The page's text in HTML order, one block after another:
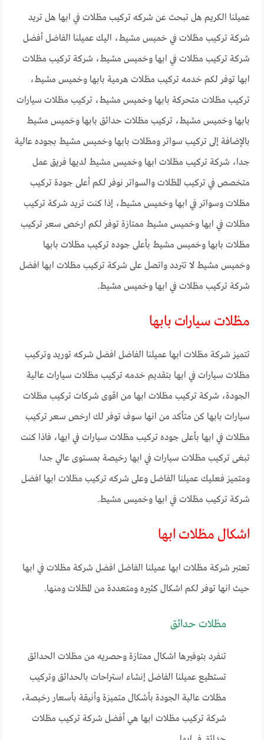
عميلنا الكريم هل تبحث عن شركه تركيب مظلات في ابها هل تريد
شركة تركيب مظلات في خميس مشيط، اليك عميلنا الفاضل أفضل
شركة تركيب مظلات في ابها وخميس مشيط، شركة تركيب مظلات
ابها توفر لكم خدمه تركيب مظلات هرمية بابها وخميس مشيط،
تركيب مظلات متحركة بابها وخميس مشيط، تركيب مظلات سيارات
بابها وخميس مشيط، تركيب مظلات حدائق بابها وخميس مشيط
بالإضافة إلى تركيب سواتر ومظلات بابها وخميس مشيط بجوده عالية
جدا، شركة تركيب مظلات ابها وخميس مشيط لديها فريق عمل
متخصص في تركيب المظلات والسواتر نوفر لكم أعلى جودة تركيب
مظلات وسواتر في ابها وخميس مشيط، إذا كنت تريد شركة تركيب
مظلات في ابها وخميس مشيط ممتازة توفر لكم ارخص سعر تركيب
مظلات بابها وخميس مشيط بأعلى جوده تركيب مظلات بابها
وخميس مشيط لا تتردد واتصل على شركة تركيب مظلات ابها افضل
شركة تركيب مظلات في ابها وخميس مشيط.
مظلات سيارات بابها
تتميز شركة مظلات ابها عميلنا الفاضل افضل شركه توريد وتركيب
مظلات سيارات في ابها بتقديم خدمه تركيب مظلات سيارات عالية
الجودة، شركة تركيب مظلات ابها من اقوى شركات تركيب مظلات
سيارات بابها كن متأكد من انها سوف توفر لك ارخص سعر تركيب
مظلات في ابها بأعلى جوده تركيب مظلات سيارات في ابها، فاذا كنت
تبغى تركيب مظلات سيارات في ابها رخيصة بمستوى عالي جدا
ومتميز فعليك عميلنا الفاضل وعلى شركه تركيب مظلات ابها افضل
شركة تركيب مظلات في ابها وخميس مشيط.
اشكال مظلات ابها
تعتبر شركة مظلات ابها عميلنا الفاضل افضل شركة مظلات في ابها
حيث انها توفر لكم اشكال كثيره ومتعددة من المظلات ومنها.
مظلات حدائق
تنفرد بتوفيرها اشكال ممتازة وحصريه من مظلات الحدائق
تستطيع عميلنا الفاضل إنشاء استراحات بالحدائق وتركيب
مظلات عالية الجودة بأشكال متميزة وأنيقة بأسعار رخيصة،
شركة تركيب مظلات ابها هي أفضل شركة تركيب مظلات